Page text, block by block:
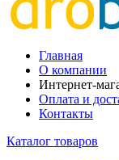
Главная
О компании
Интернет-
Оплата и
Контакты
Каталог товаров